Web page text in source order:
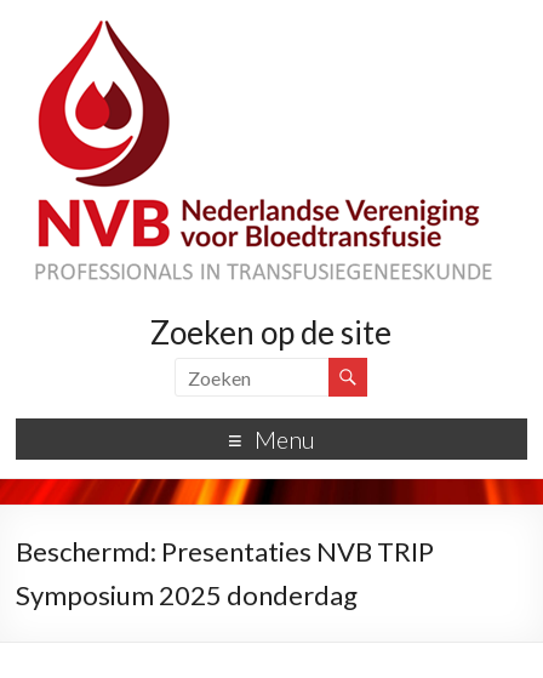
Zoeken op de site
Menu
Beschermd: Presentaties NVB TRIP
Symposium 2025 donderdag